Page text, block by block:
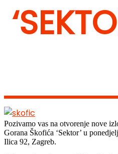
Pozivamo vas na otvorenje nove
Gorana Škofića ‘Sektor’ u
Ilica 92, Zagreb.